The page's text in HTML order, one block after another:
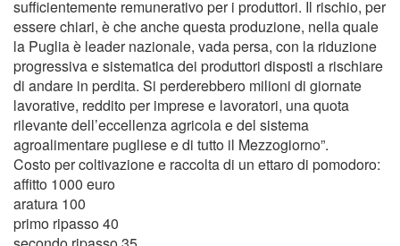
sufficientemente remunerativo per i produttori. Il rischio, per
essere chiari, è che anche questa produzione, nella quale
la Puglia è leader nazionale, vada persa, con la riduzione
progressiva e sistematica dei produttori disposti a rischiare
di andare in perdita. Si perderebbero milioni di giornate
lavorative, reddito per imprese e lavoratori, una quota
rilevante dell’eccellenza agricola e del sistema
agroalimentare pugliese e di tutto il Mezzogiorno”.
Costo per coltivazione e raccolta di un ettaro di pomodoro:
affitto 1000 euro
aratura 100
primo ripasso 40